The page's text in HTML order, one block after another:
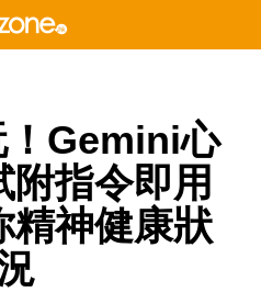
Gemini心
指令即用
精神健康狀